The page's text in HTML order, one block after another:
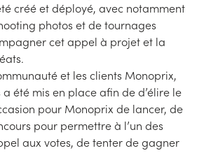
créé et déployé, avec notamment
photos et de tournages
cet appel à projet et la
et les clients Monoprix,
été mis en place afin de d’élire le
pour Monoprix de lancer, de
pour permettre à l’un des
aux votes, de tenter de gagner